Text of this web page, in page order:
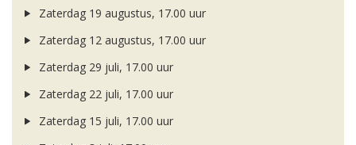
Zaterdag 19 augustus, 17.00 uur
Zaterdag 12 augustus, 17.00 uur
Zaterdag 29 juli, 17.00 uur
Zaterdag 22 juli, 17.00 uur
Zaterdag 15 juli, 17.00 uur